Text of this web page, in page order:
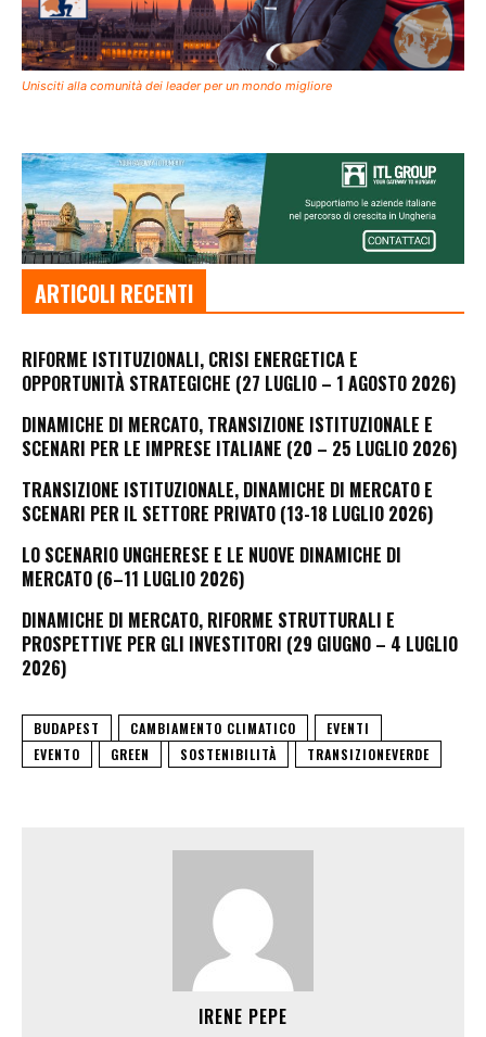
Unisciti alla comunità dei leader per un mondo migliore
ARTICOLI RECENTI
RIFORME ISTITUZIONALI, CRISI ENERGETICA E
OPPORTUNITÀ STRATEGICHE (27 LUGLIO – 1 AGOSTO 2026)
DINAMICHE DI MERCATO, TRANSIZIONE ISTITUZIONALE E
SCENARI PER LE IMPRESE ITALIANE (20 – 25 LUGLIO 2026)
TRANSIZIONE ISTITUZIONALE, DINAMICHE DI MERCATO E
SCENARI PER IL SETTORE PRIVATO (13-18 LUGLIO 2026)
LO SCENARIO UNGHERESE E LE NUOVE DINAMICHE DI
MERCATO (6–11 LUGLIO 2026)
DINAMICHE DI MERCATO, RIFORME STRUTTURALI E
PROSPETTIVE PER GLI INVESTITORI (29 GIUGNO – 4 LUGLIO
2026)
BUDAPEST CAMBIAMENTO CLIMATICO
EVENTI
EVENTO
GREEN SOSTENIBILITÀ TRANSIZIONEVERDE
IRENE PEPE